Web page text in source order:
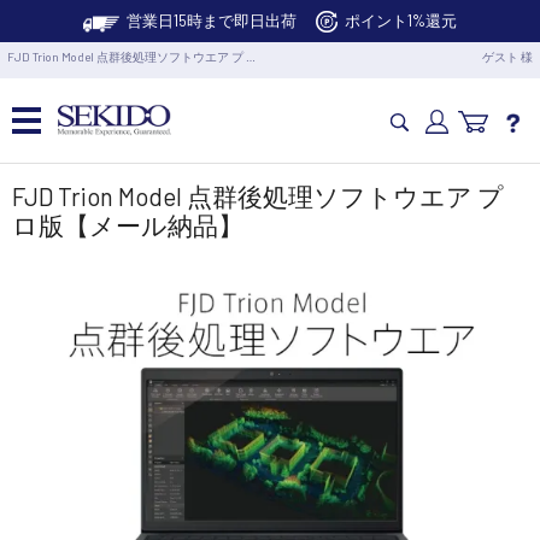
営業日15時まで即日出荷 ポイント1%還元
FJD Trion Model 点群後処理ソフトウエア プ … ゲスト 様
カメラドローン・生活家電
業務用ドローン・業務関連製品
水中ドローン(ROV)・水中スクーター
RC・ロボット部品
FJD Trion Model 点群後処理ソフトウエア プ
ロ版【メール納品】